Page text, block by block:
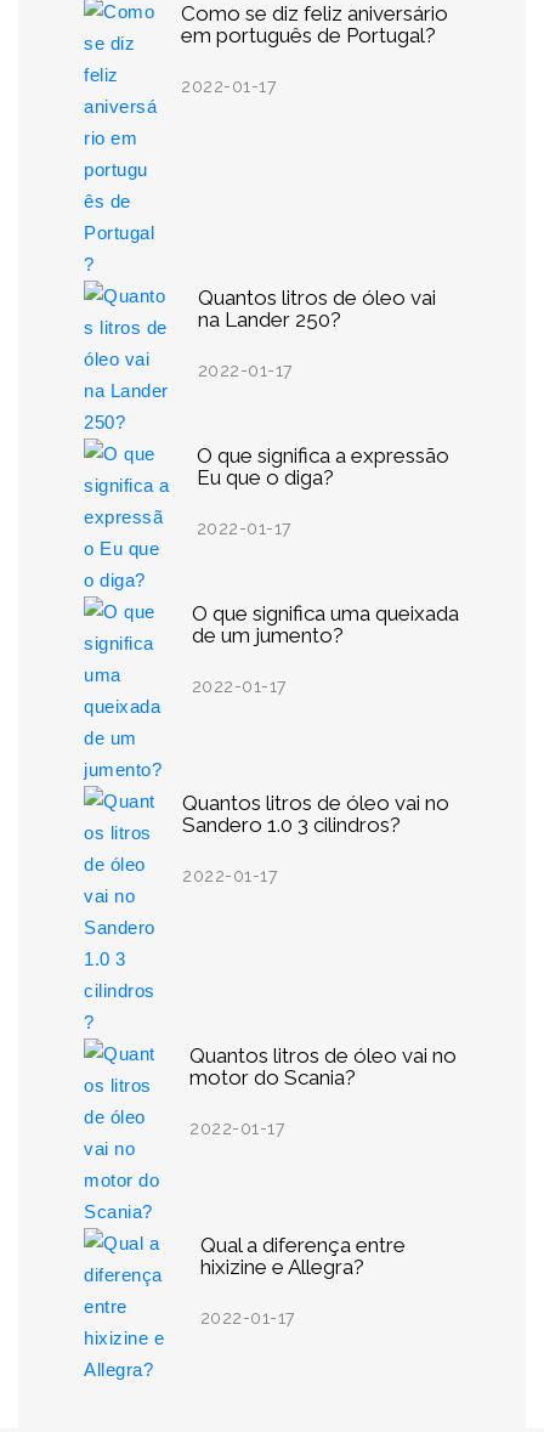
Como se diz feliz aniversário
em português de Portugal?
2022-01-17
Quantos litros de óleo vai
na Lander 250?
2022-01-17
O que significa a expressão
Eu que o diga?
2022-01-17
O que significa uma queixada
de um jumento?
2022-01-17
Quantos litros de óleo vai no
Sandero 1.0 3 cilindros?
2022-01-17
Quantos litros de óleo vai no
motor do Scania?
2022-01-17
Qual a diferença entre
hixizine e Allegra?
2022-01-17